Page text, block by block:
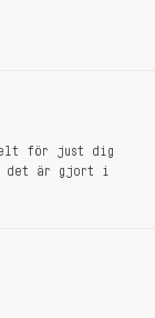
för just dig
det är gjort i